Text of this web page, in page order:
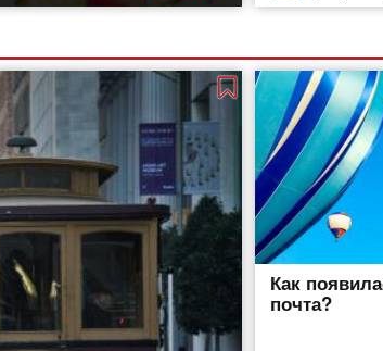
Как
почта?